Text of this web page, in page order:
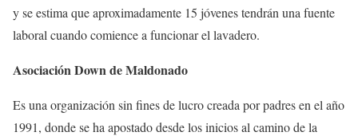
y se estima que aproximadamente 15 jóvenes tendrán una fuente
laboral cuando comience a funcionar el lavadero.
Asociación Down de Maldonado
Es una organización sin fines de lucro creada por padres en el año
1991, donde se ha apostado desde los inicios al camino de la